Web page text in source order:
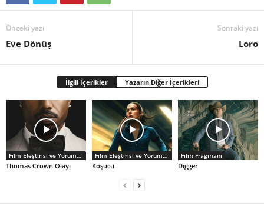
Önceki yazı
Eve Dönüş
Sonraki yazı
Loro
İlgili İçerikler Yazarın Diğer İçerikleri
Film Eleştirisi ve Yorumlar
Thomas Crown Olayı
Film Eleştirisi ve Yorumlar
Koşucu
Film Fragmanı
Digger